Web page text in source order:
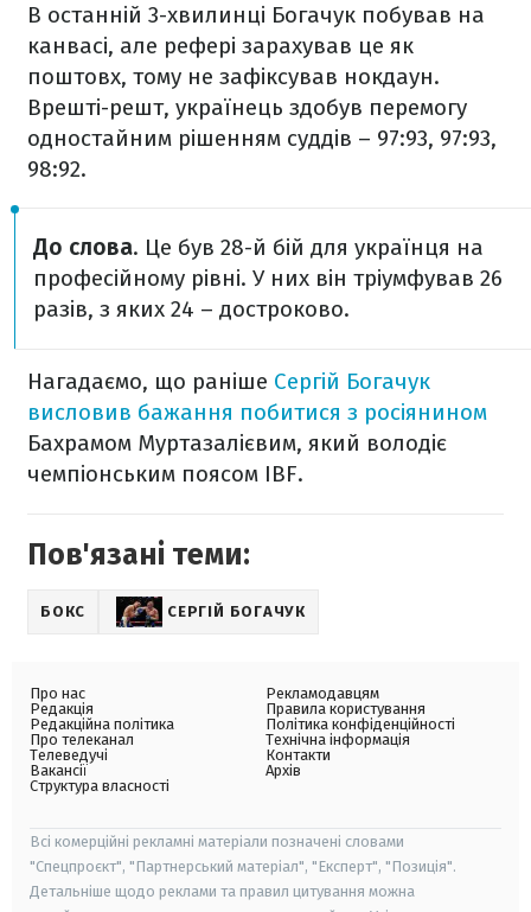
В останній 3-хвилинці Богачук побував на
канвасі, але рефері зарахував це як
поштовх, тому не зафіксував нокдаун.
Врешті-решт, українець здобув перемогу
одностайним рішенням суддів – 97:93, 97:93,
98:92.
До слова. Це був 28-й бій для українця на
професійному рівні. У них він тріумфував 26
разів, з яких 24 – достроково.
Нагадаємо, що раніше Сергій Богачук
висловив бажання побитися з росіянином
Бахрамом Муртазалієвим, який володіє
чемпіонським поясом IBF.
Пов'язані теми:
БОКС СЕРГІЙ БОГАЧУК
Про нас
Редакція
Редакційна політика
Про телеканал
Телеведучі
Вакансії
Структура власності
Рекламодавцям
Правила користування
Політика конфіденційності
Технічна інформація
Контакти
Архів
Всі комерційні рекламні матеріали позначені словами
"Спецпроєкт", "Партнерський матеріал", "Експерт", "Позиція".
Детальніше щодо реклами та правил цитування можна